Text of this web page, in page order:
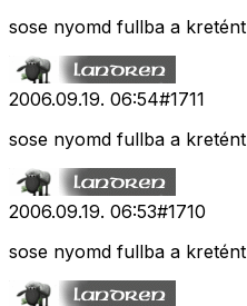
sose nyomd fullba a kretént
2006.09.19. 06:54#1711
sose nyomd fullba a kretént
2006.09.19. 06:53#1710
sose nyomd fullba a kretént